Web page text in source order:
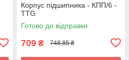
Корпус підшипника - КПП/6 -
TTG
Готово до відправки
709 ₴ 748,85 ₴